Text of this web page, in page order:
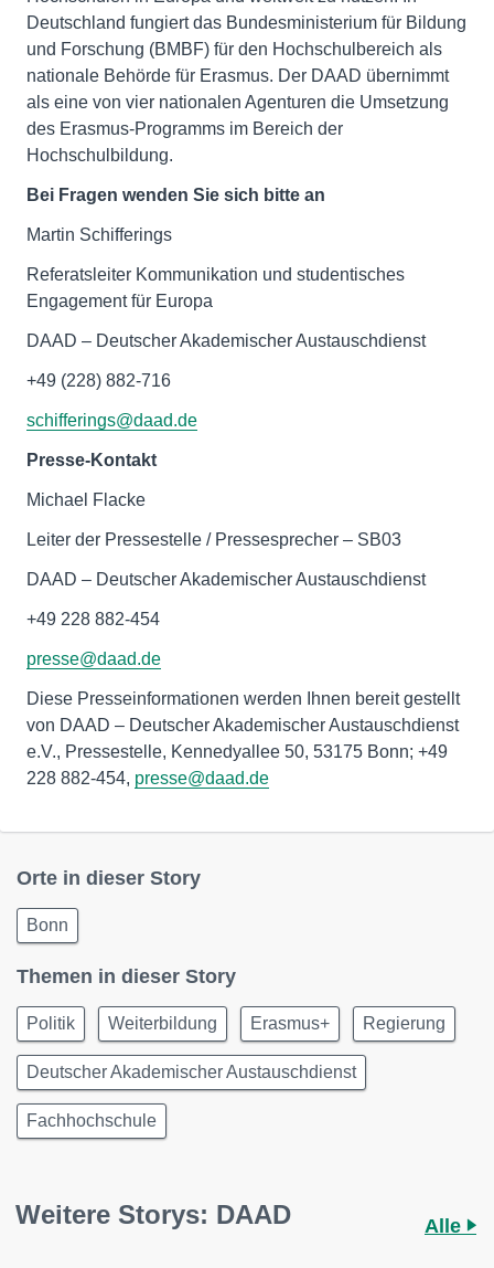
Deutschland fungiert das Bundesministerium für Bildung
und Forschung (BMBF) für den Hochschulbereich als
nationale Behörde für Erasmus. Der DAAD übernimmt
als eine von vier nationalen Agenturen die Umsetzung
des Erasmus-Programms im Bereich der
Hochschulbildung.
Bei Fragen wenden Sie sich bitte an
Martin Schifferings
Referatsleiter Kommunikation und studentisches
Engagement für Europa
DAAD – Deutscher Akademischer Austauschdienst
+49 (228) 882-716
schifferings@daad.de
Presse-Kontakt
Michael Flacke
Leiter der Pressestelle / Pressesprecher – SB03
DAAD – Deutscher Akademischer Austauschdienst
+49 228 882-454
presse@daad.de
Diese Presseinformationen werden Ihnen bereit gestellt
von DAAD – Deutscher Akademischer Austauschdienst
e.V., Pressestelle, Kennedyallee 50, 53175 Bonn; +49
228 882-454, presse@daad.de
Orte in dieser Story
Bonn
Themen in dieser Story
Politik Weiterbildung Erasmus+ Regierung
Deutscher Akademischer Austauschdienst
Fachhochschule
Weitere Storys: DAAD Alle